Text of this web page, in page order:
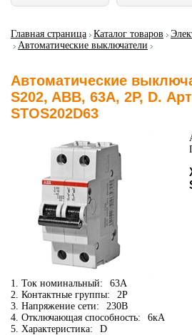
Главная страница Каталог товаров
Автоматические выключатели
Автоматические
S202, ABB, 63А, 2P, D.
STOS202D63
1. Ток номинальный:
63А
2. Контактные группы:
2P
3. Напряжение сети:
230В
4. Отключающая способность:
6кА
5. Характеристика:
D